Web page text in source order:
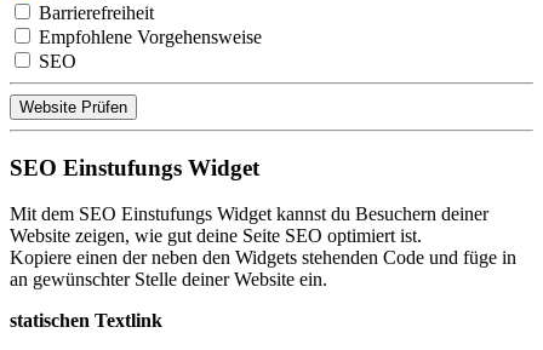
Barrierefreiheit
Empfohlene Vorgehensweise
SEO
Website Prüfen
SEO Einstufungs Widget
Mit dem SEO Einstufungs Widget kannst du Besuchern deiner
Website zeigen, wie gut deine Seite SEO optimiert ist.
Kopiere einen der neben den Widgets stehenden Code und füge in
an gewünschter Stelle deiner Website ein.
statischen Textlink